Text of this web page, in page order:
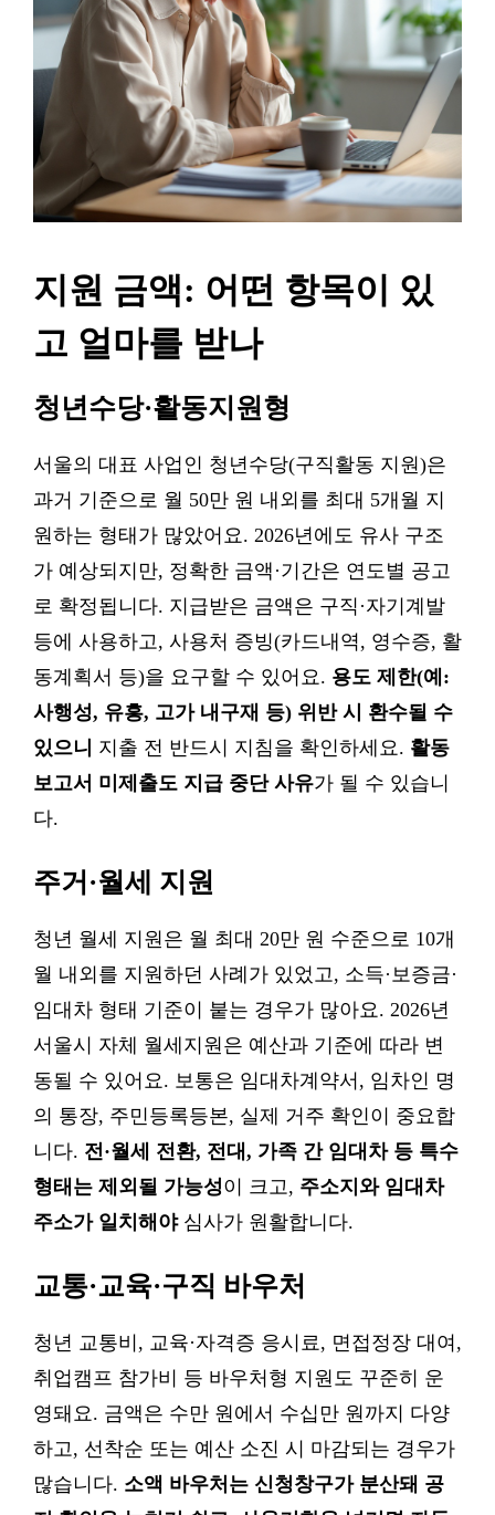
지원 금액: 어떤 항목이 있
고 얼마를 받나
청년수당·활동지원형
서울의 대표 사업인 청년수당(구직활동 지원)은
과거 기준으로 월 50만 원 내외를 최대 5개월 지
원하는 형태가 많았어요. 2026년에도 유사 구조
가 예상되지만, 정확한 금액·기간은 연도별 공고
로 확정됩니다. 지급받은 금액은 구직·자기계발
등에 사용하고, 사용처 증빙(카드내역, 영수증, 활
동계획서 등)을 요구할 수 있어요. 용도 제한(예:
사행성, 유흥, 고가 내구재 등) 위반 시 환수될 수
있으니 지출 전 반드시 지침을 확인하세요. 활동
보고서 미제출도 지급 중단 사유가 될 수 있습니
다.
주거·월세 지원
청년 월세 지원은 월 최대 20만 원 수준으로 10개
월 내외를 지원하던 사례가 있었고, 소득·보증금·
임대차 형태 기준이 붙는 경우가 많아요. 2026년
서울시 자체 월세지원은 예산과 기준에 따라 변
동될 수 있어요. 보통은 임대차계약서, 임차인 명
의 통장, 주민등록등본, 실제 거주 확인이 중요합
니다. 전·월세 전환, 전대, 가족 간 임대차 등 특수
형태는 제외될 가능성이 크고, 주소지와 임대차
주소가 일치해야심사가 원활합니다.
교통·교육·구직 바우처
청년 교통비, 교육·자격증 응시료, 면접정장 대여,
취업캠프 참가비 등 바우처형 지원도 꾸준히 운
영돼요. 금액은 수만 원에서 수십만 원까지 다양
하고, 선착순 또는 예산 소진 시 마감되는 경우가
많습니다. 소액 바우처는 신청창구가 분산돼 공